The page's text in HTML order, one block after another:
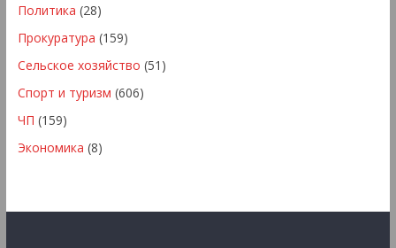
Политика (28)
Прокуратура (159)
Сельское хозяйство (51)
Спорт и туризм (606)
ЧП (159)
Экономика (8)